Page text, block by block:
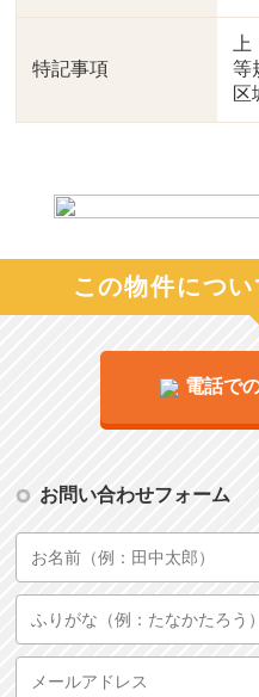
特記事項
等
区
この物件につ
電話で
お問い合わせフォーム